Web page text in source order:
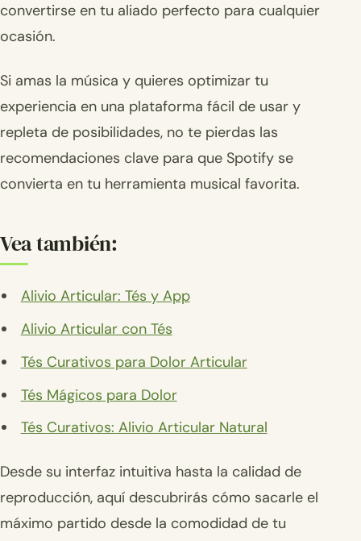
convertirse en tu aliado perfecto para cualquier
ocasión.
Si amas la música y quieres optimizar tu
experiencia en una plataforma fácil de usar y
repleta de posibilidades, no te pierdas las
recomendaciones clave para que Spotify se
convierta en tu herramienta musical favorita.
Vea también:
Alivio Articular: Tés y App
Alivio Articular con Tés
Tés Curativos para Dolor Articular
Tés Mágicos para Dolor
Tés Curativos: Alivio Articular Natural
Desde su interfaz intuitiva hasta la calidad de
reproducción, aquí descubrirás cómo sacarle el
máximo partido desde la comodidad de tu